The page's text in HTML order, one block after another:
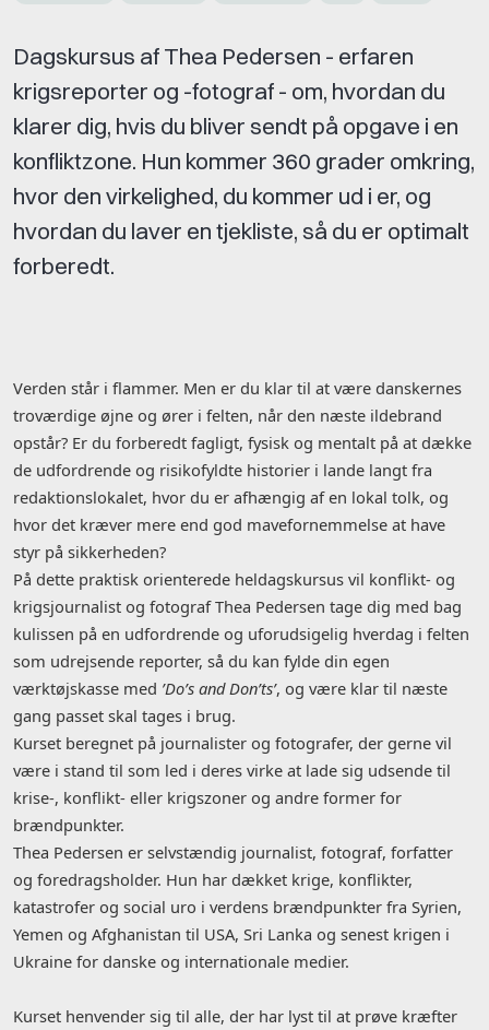
Dagskursus af Thea Pedersen - erfaren
krigsreporter og -fotograf - om, hvordan du
klarer dig, hvis du bliver sendt på opgave i en
konfliktzone. Hun kommer 360 grader omkring,
hvor den virkelighed, du kommer ud i er, og
hvordan du laver en tjekliste, så du er optimalt
forberedt.
Verden står i flammer. Men er du klar til at være danskernes
troværdige øjne og ører i felten, når den næste ildebrand
opstår? Er du forberedt fagligt, fysisk og mentalt på at dække
de udfordrende og risikofyldte historier i lande langt fra
redaktionslokalet, hvor du er afhængig af en lokal tolk, og
hvor det kræver mere end god mavefornemmelse at have
styr på sikkerheden?
På dette praktisk orienterede heldagskursus vil konflikt- og
krigsjournalist og fotograf Thea Pedersen tage dig med bag
kulissen på en udfordrende og uforudsigelig hverdag i felten
som udrejsende reporter, så du kan fylde din egen
værktøjskasse med ’Do’s and Don’ts’, og være klar til næste
gang passet skal tages i brug.
Kurset beregnet på journalister og fotografer, der gerne vil
være i stand til som led i deres virke at lade sig udsende til
krise-, konflikt- eller krigszoner og andre former for
brændpunkter.
Thea Pedersen er selvstændig journalist, fotograf, forfatter
og foredragsholder. Hun har dækket krige, konflikter,
katastrofer og social uro i verdens brændpunkter fra Syrien,
Yemen og Afghanistan til USA, Sri Lanka og senest krigen i
Ukraine for danske og internationale medier.
Kurset henvender sig til alle, der har lyst til at prøve kræfter